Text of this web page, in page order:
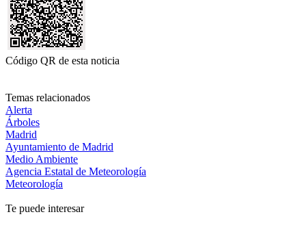
Código QR de esta noticia
Temas relacionados
Alerta
Árboles
Madrid
Ayuntamiento de Madrid
Medio Ambiente
Agencia Estatal de Meteorología
Meteorología
Te puede interesar